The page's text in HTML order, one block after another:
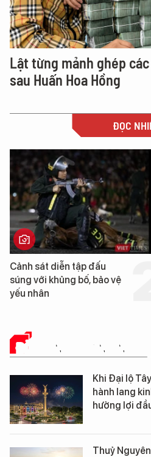
Lật từng mảnh ghép
sau Huấn Hoa Hồng
ĐỌC
tập đấu
bố, bảo vệ
Trung
cao su
loài cỏ
ĐỜI SỐNG DOANH
Khi Đại lộ
hành lang
hưởng lợi
Thuỷ